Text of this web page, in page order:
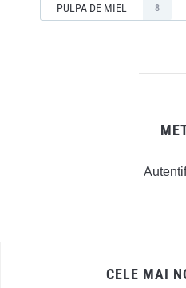
PULPA DE MIEL 8
CELE MAI